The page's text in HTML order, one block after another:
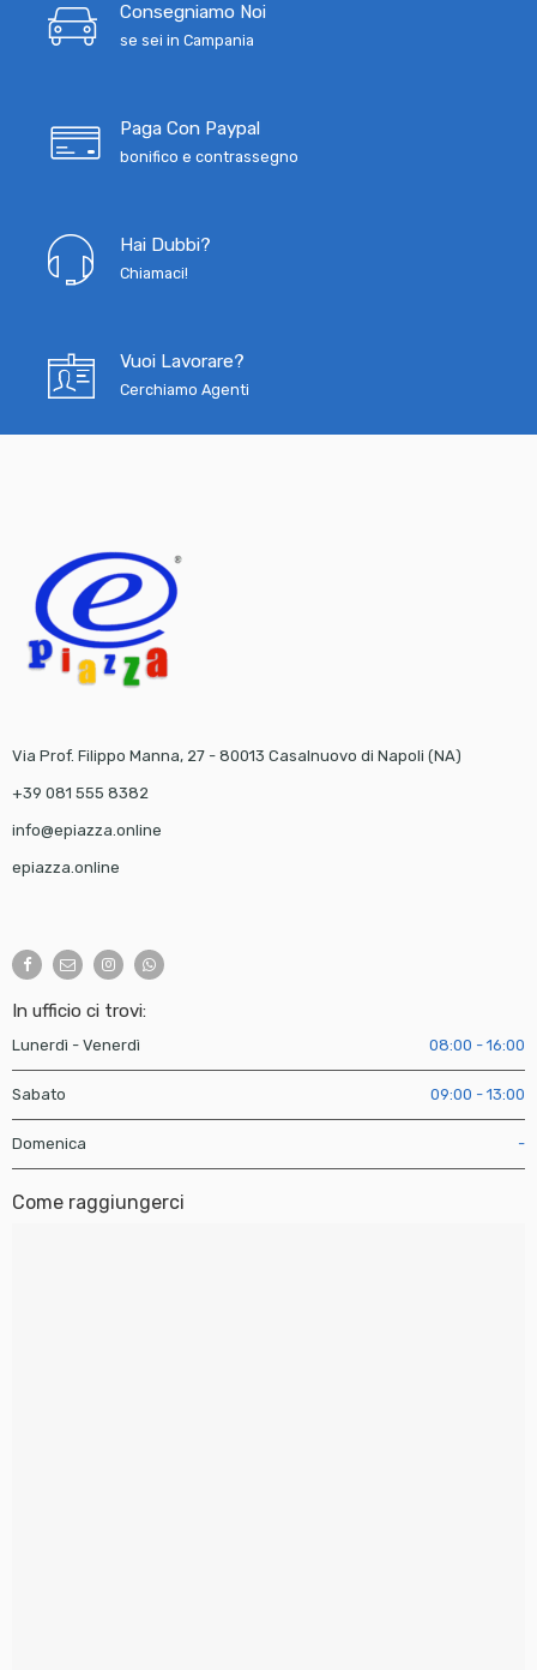
Consegniamo Noi
se sei in Campania
Paga Con Paypal
bonifico e contrassegno
Hai Dubbi?
Chiamaci!
Vuoi Lavorare?
Cerchiamo Agenti
Via Prof. Filippo Manna, 27 - 80013 Casalnuovo di Napoli (NA)
+39 081 555 8382
info@epiazza.online
epiazza.online
In ufficio ci trovi:
Lunerdì - Venerdì 08:00 - 16:00
Sabato 09:00 - 13:00
Domenica -
Come raggiungerci